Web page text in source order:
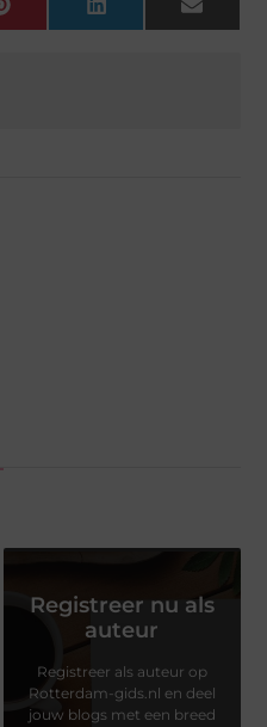
Pinterest LinkedIn Email
Registreer nu als
auteur
Registreer als auteur op
Rotterdam-gids.nl en deel
jouw blogs met een breed